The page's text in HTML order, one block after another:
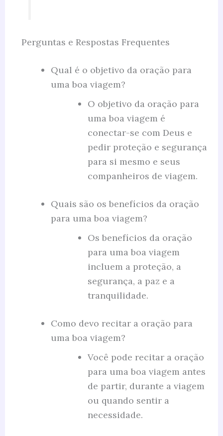
Perguntas e Respostas Frequentes
Qual é o objetivo da oração para
uma boa viagem?
O objetivo da oração para
uma boa viagem é
conectar-se com Deus e
pedir proteção e segurança
para si mesmo e seus
companheiros de viagem.
Quais são os benefícios da oração
para uma boa viagem?
Os benefícios da oração
para uma boa viagem
incluem a proteção, a
segurança, a paz e a
tranquilidade.
Como devo recitar a oração para
uma boa viagem?
Você pode recitar a oração
para uma boa viagem antes
de partir, durante a viagem
ou quando sentir a
necessidade.